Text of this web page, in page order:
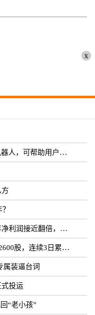
x
，可帮助用户下单
业前列，新能源业务顺利发展
3日累计净卖出7.09万股
属装逼台词
投运
“老小孩”